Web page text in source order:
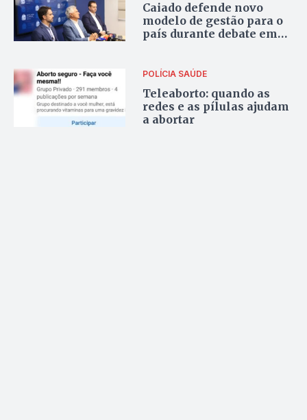
Caiado defende novo
modelo de gestão para o
país durante debate em
POLÍCIA SAÚDE
Teleaborto: quando as
redes e as pílulas ajudam
a abortar